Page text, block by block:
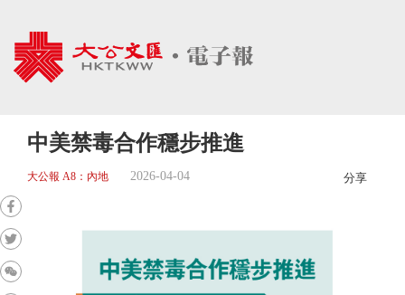
中美禁毒合作穩步推進
大公報 A8：內地 2026-04-04 分享